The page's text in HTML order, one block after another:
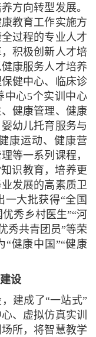
方向转型发展。
教育工作实施方
过程的专业人才
积极创新人才培
康服务人才培养
健中心、临床诊
中心5个实训中心
健康管理、健康
幼儿托育服务与
康运动、健康营
等一系列课程，
识教育，培养更
发展的高素质卫
大批获得“全国
秀乡村医生”“河
秀共青团员”等荣
“健康中国”“健康
设
建成了“一站式”
、虚拟仿真实训
所，将智慧教学